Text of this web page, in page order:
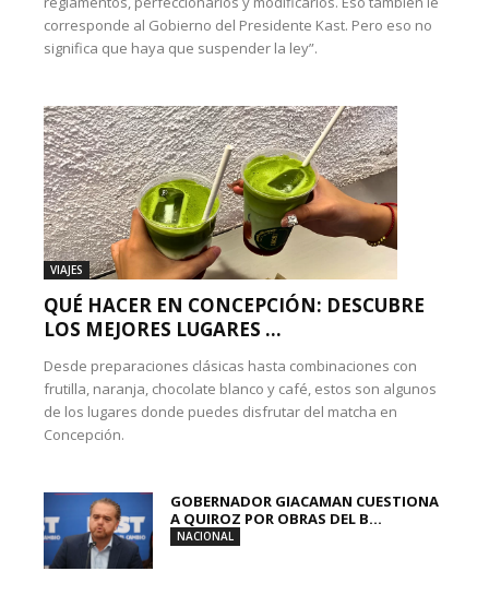
corresponde al Gobierno del Presidente Kast. Pero eso no
significa que haya que suspender la ley”.
VIAJES
QUÉ HACER EN CONCEPCIÓN: DESCUBRE
LOS MEJORES LUGARES ...
Desde preparaciones clásicas hasta combinaciones con
frutilla, naranja, chocolate blanco y café, estos son algunos
de los lugares donde puedes disfrutar del matcha en
Concepción.
GOBERNADOR GIACAMAN CUESTIONA
A QUIROZ POR OBRAS DEL B...
NACIONAL